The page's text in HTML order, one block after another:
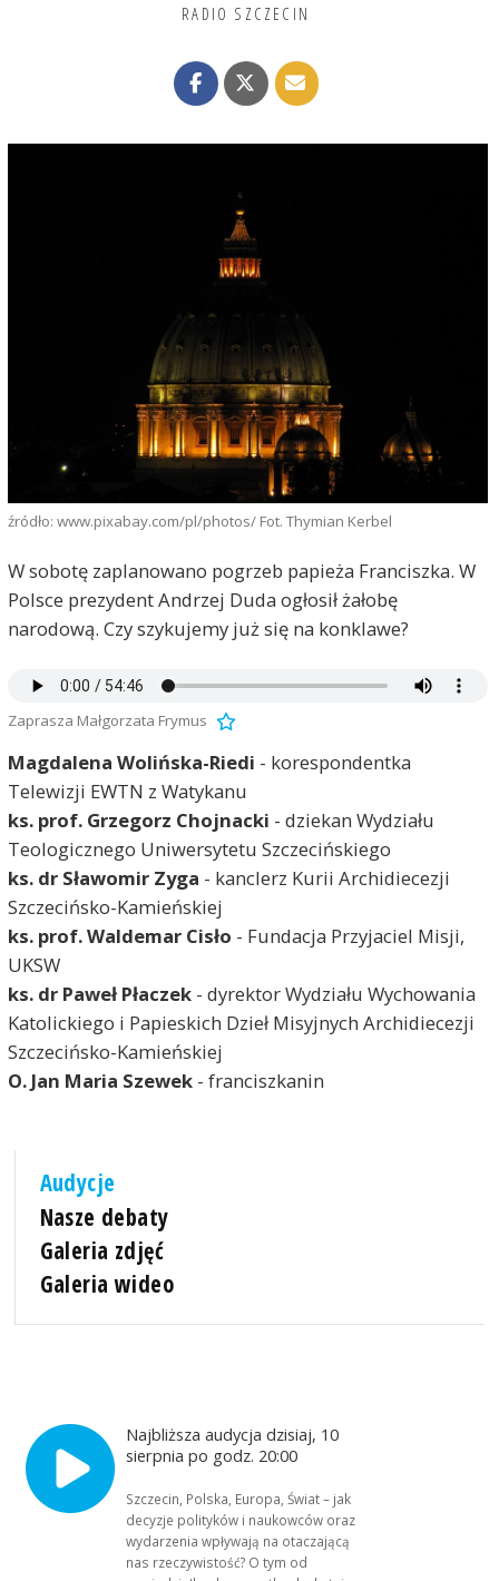
RADIO SZCZECIN
źródło: www.pixabay.com/pl/photos/ Fot. Thymian Kerbel
W sobotę zaplanowano pogrzeb papieża Franciszka. W
Polsce prezydent Andrzej Duda ogłosił żałobę
narodową. Czy szykujemy już się na konklawe?
Zaprasza Małgorzata Frymus
Magdalena Wolińska-Riedi - korespondentka
Telewizji EWTN z Watykanu
ks. prof. Grzegorz Chojnacki - dziekan Wydziału
Teologicznego Uniwersytetu Szczecińskiego
ks. dr Sławomir Zyga - kanclerz Kurii Archidiecezji
Szczecińsko-Kamieńskiej
ks. prof. Waldemar Cisło - Fundacja Przyjaciel Misji,
UKSW
ks. dr Paweł Płaczek- dyrektor Wydziału Wychowania
Katolickiego i Papieskich Dzieł Misyjnych Archidiecezji
Szczecińsko-Kamieńskiej
O. Jan Maria Szewek- franciszkanin
Audycje
Nasze debaty
Galeria zdjęć
Galeria wideo
Najbliższa audycja dzisiaj, 10
sierpnia po godz. 20:00
Szczecin, Polska, Europa, Świat – jak
decyzje polityków i naukowców oraz
wydarzenia wpływają na otaczającą
nas rzeczywistość? O tym od